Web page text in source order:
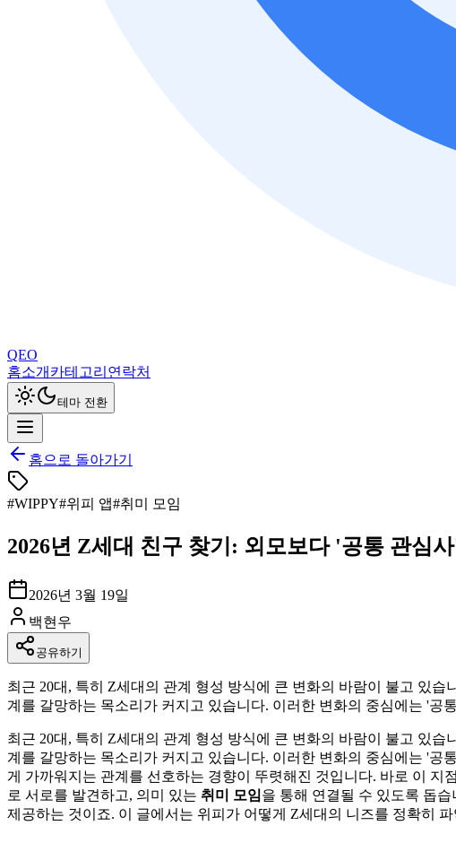
QEO
홈소개 카테고리 연락처
테마 전환
홈으로 돌아가기
#WIPPY#위피 앱#취미 모임
2026년 Z세대 친구 찾기: 외모보다 '공통 관심
2026년 3월 19일
백현우
공유하기
최근 20대, 특히 Z세대의 관계 형성 방식에 큰 변화의 바람이 불고 있
계를 갈망하는 목소리가 커지고 있습니다. 이러한 변화의 중심에는 '공
최근 20대, 특히 Z세대의 관계 형성 방식에 큰 변화의 바람이 불고 있
계를 갈망하는 목소리가 커지고 있습니다. 이러한 변화의 중심에는 '공
게 가까워지는 관계를 선호하는 경향이 뚜렷해진 것입니다. 바로 이 지
로 서로를 발견하고, 의미 있는 취미 모임을 통해 연결될 수 있도록 돕
제공하는 것이죠. 이 글에서는 위피가 어떻게 Z세대의 니즈를 정확히